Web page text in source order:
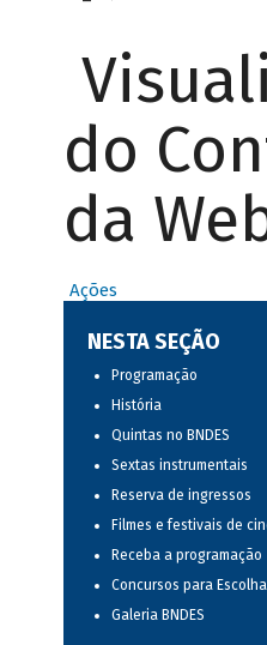
do
da
Ações
NESTA SEÇÃO
Programação
História
Quintas no BNDES
Sextas instrumentais
Reserva de ingressos
Filmes e festivais de
Receba a programação
Concursos para
Galeria BNDES